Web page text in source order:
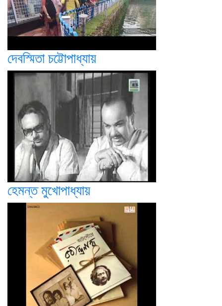
দেবস্মিতা চট্টোপাধ্যায়
হেমন্ত মুখোপাধ্যায়